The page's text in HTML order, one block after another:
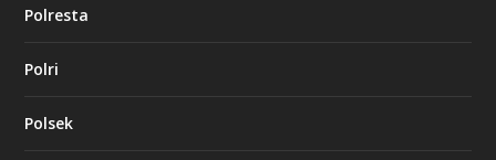
Polresta
Polri
Polsek